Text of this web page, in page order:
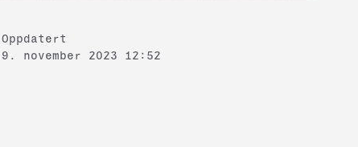
Oppdatert
9. november 2023 12:52